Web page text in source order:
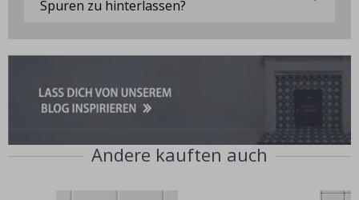
Spuren zu hinterlassen?
Andere kauften auch